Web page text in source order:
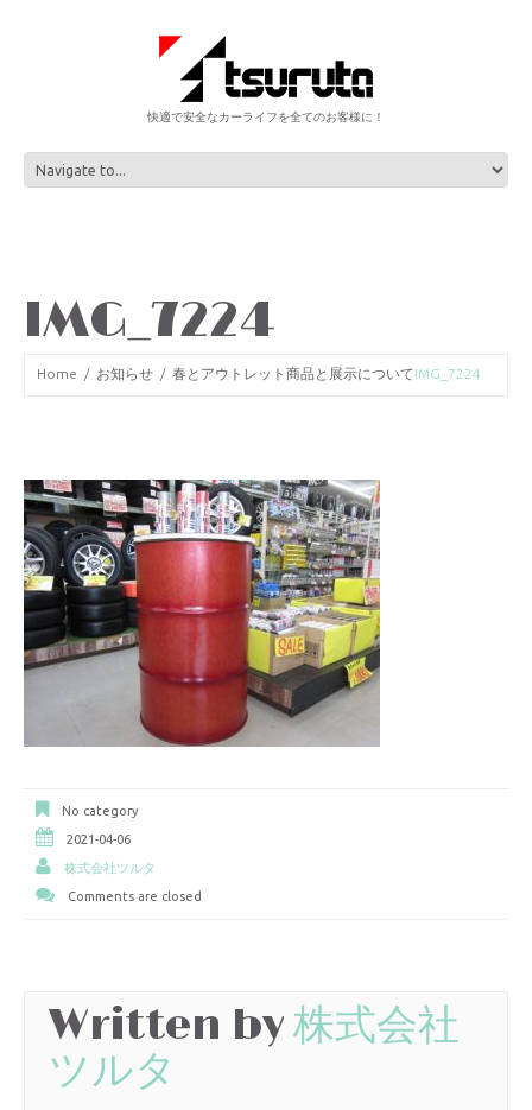
快適で安全なカーライフを全てのお客様に！
IMG_7224
Home お知らせ 春とアウトレット商品と展示についてIMG_7224
No category
2021-04-06
株式会社ツルタ
Comments are closed
Written by株式会社
ツルタ